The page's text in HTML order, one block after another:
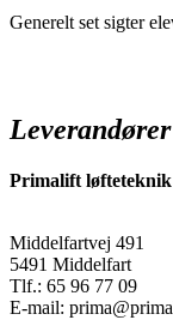
Generelt set sigter
Primalift løfteteknik
Middelfartvej 491
5491 Middelfart
Tlf.: 65 96 77 09
E-mail: